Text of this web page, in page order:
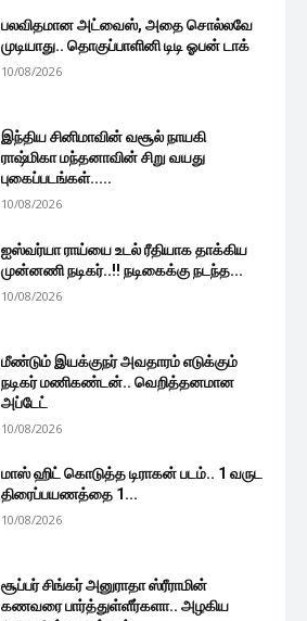
பலவிதமான அட்வைஸ், அதை சொல்லவே
முடியாது.. தொகுப்பாளினி டிடி ஓபன் டாக்
10/08/2026
இந்திய சினிமாவின் வசூல் நாயகி
ராஷ்மிகா மந்தனாவின் சிறு வயது
புகைப்படங்கள்.....
10/08/2026
ஐஸ்வர்யா ராய்யை உடல் ரீதியாக தாக்கிய
முன்னணி நடிகர்..!! நடிகைக்கு நடந்த...
10/08/2026
மீண்டும் இயக்குநர் அவதாரம் எடுக்கும்
நடிகர் மணிகண்டன்.. வெறித்தனமான
அப்டேட்
10/08/2026
மாஸ் ஹிட் கொடுத்த டிராகன் படம்.. 1 வருட
திரைப்பயணத்தை 1...
10/08/2026
சூப்பர் சிங்கர் அனுராதா ஸ்ரீராமின்
கணவரை பார்த்துள்ளீர்களா.. அழகிய